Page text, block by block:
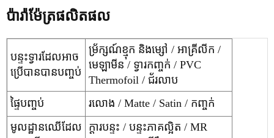
ប៉ារ៉ាម៉ែត្រផលិតផល
បន្ទះទ្វារដែលអាច
ប្រើបានបានបញ្ចប់
ម្រ័ក្សណ៍ខ្មុក និងម្សៅ / អាគ្រីលីក /
មេឡាមីន / ទ្វារកញ្ចក់ / PVC
Thermofoil / ជ័រលាប
ផ្ទៃបញ្ចប់
រលោង / Matte / Satin / កញ្ចក់
មូលដ្ឋានឈើដែល
ក្តារបន្ទះ / បន្ទះភាគល្អិត / MR